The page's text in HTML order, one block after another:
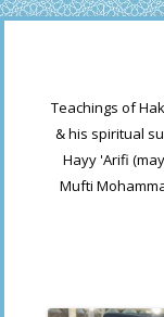
Teachings of
& his spiritual
Hayy 'Arifi
Mufti